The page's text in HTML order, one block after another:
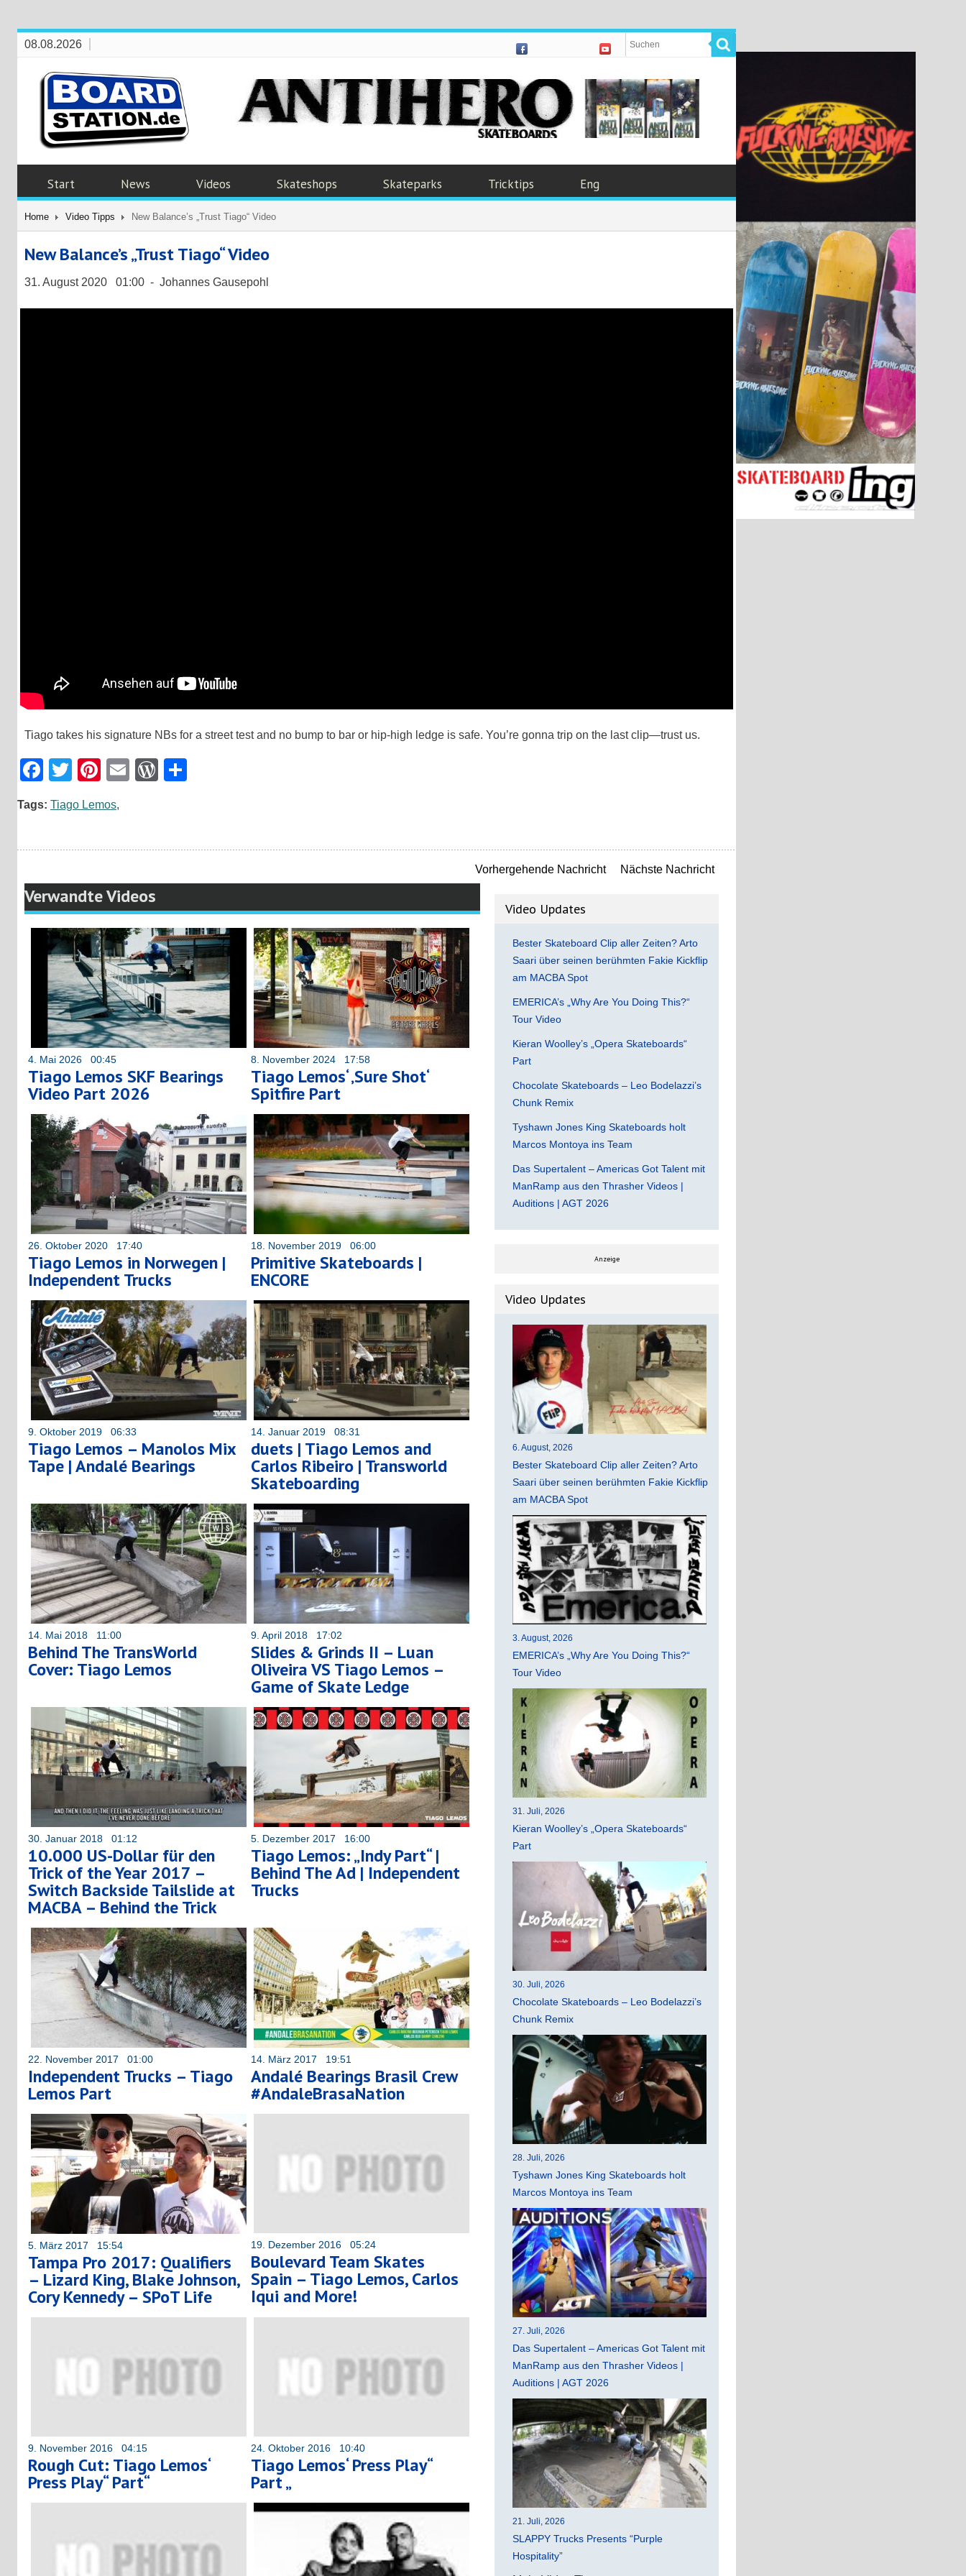
08.08.2026
Start News Videos Skateshops Skateparks Tricktips Eng
Home Video Tipps New Balance’s „Trust Tiago“ Video
New Balance’s „Trust Tiago“ Video
31. August 2020 01:00 - Johannes Gausepohl
Tiago takes his signature NBs for a street test and no bump to bar or hip-high ledge is safe. You’re gonna trip on the last clip—trust us.
Facebook
TwitterPinterest
EmailWordPress
Tags: Tiago Lemos,
Vorhergehende Nachricht Nächste Nachricht
Verwandte Videos
4. Mai 2026 00:45
Tiago Lemos SKF Bearings
Video Part 2026
8. November 2024 17:58
Tiago Lemos‘ ‚Sure Shot‘
Spitfire Part
26. Oktober 2020 17:40
Tiago Lemos in Norwegen |
Independent Trucks
18. November 2019 06:00
Primitive Skateboards |
ENCORE
9. Oktober 2019 06:33
Tiago Lemos – Manolos Mix
Tape | Andalé Bearings
14. Januar 2019 08:31
duets | Tiago Lemos and
Carlos Ribeiro | Transworld
Skateboarding
14. Mai 2018 11:00
Behind The TransWorld
Cover: Tiago Lemos
9. April 2018 17:02
Slides & Grinds II – Luan
Oliveira VS Tiago Lemos –
Game of Skate Ledge
30. Januar 2018 01:12
10.000 US-Dollar für den
Trick of the Year 2017 –
Switch Backside Tailslide at
MACBA – Behind the Trick
5. Dezember 2017 16:00
Tiago Lemos: „Indy Part“ |
Behind The Ad | Independent
Trucks
22. November 2017 01:00
Independent Trucks – Tiago
Lemos Part
14. März 2017 19:51
Andalé Bearings Brasil Crew
#AndaleBrasaNation
5. März 2017 15:54
Tampa Pro 2017: Qualifiers
– Lizard King, Blake Johnson,
Cory Kennedy – SPoT Life
19. Dezember 2016 05:24
Boulevard Team Skates
Spain – Tiago Lemos, Carlos
Iqui and More!
9. November 2016 04:15
Rough Cut: Tiago Lemos‘
Press Play“ Part“
24. Oktober 2016 10:40
Tiago Lemos‘ Press Play“
Part „
Video Updates
Bester Skateboard Clip aller Zeiten? Arto
Saari über seinen berühmten Fakie Kickflip
am MACBA Spot
EMERICA’s „Why Are You Doing This?“
Tour Video
Kieran Woolley’s „Opera Skateboards“
Part
Chocolate Skateboards – Leo Bodelazzi’s
Chunk Remix
Tyshawn Jones King Skateboards holt
Marcos Montoya ins Team
Das Supertalent – Americas Got Talent mit
ManRamp aus den Thrasher Videos |
Auditions | AGT 2026
Anzeige
Video Updates
6. August, 2026
Bester Skateboard Clip aller Zeiten? Arto
Saari über seinen berühmten Fakie Kickflip
am MACBA Spot
3. August, 2026
EMERICA’s „Why Are You Doing This?“
Tour Video
31. Juli, 2026
Kieran Woolley’s „Opera Skateboards“
Part
30. Juli, 2026
Chocolate Skateboards – Leo Bodelazzi’s
Chunk Remix
28. Juli, 2026
Tyshawn Jones King Skateboards holt
Marcos Montoya ins Team
27. Juli, 2026
Das Supertalent – Americas Got Talent mit
ManRamp aus den Thrasher Videos |
Auditions | AGT 2026
21. Juli, 2026
SLAPPY Trucks Presents “Purple
Hospitality”